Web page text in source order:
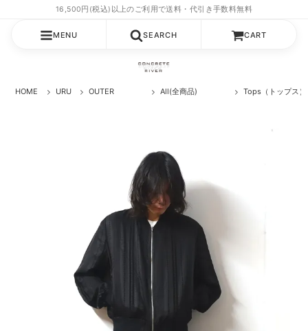
MENU SEARCH CART
HOME URU OUTER All(全商品) Tops（トップス）